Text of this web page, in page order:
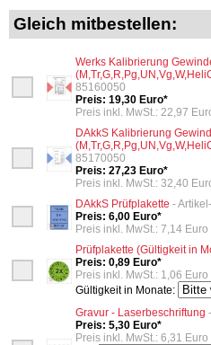
Gleich mitbestellen:
Werks Kalibrierung
85160050
Preis: 19,30 Euro*
Preis inkl. MwSt.: 22,97
DAkkS Kalibrierung
85170050
Preis: 27,23 Euro*
Preis inkl. MwSt.: 32,40
DAkkS Prüfplakette -
Preis: 6,00 Euro*
Preis inkl. MwSt.: 7,14 Euro
Prüfplakette (Gültigkeit in
Preis: 0,89 Euro*
Preis inkl. MwSt.: 1,06 Euro
Gültigkeit in Monate:
Gravur - Laserbeschriftung
Preis: 5,30 Euro*
Preis inkl. MwSt.: 6,31 Euro